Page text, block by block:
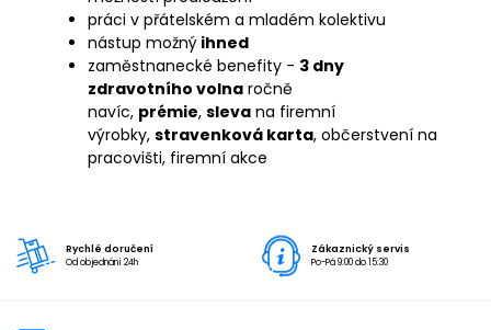
práci v přátelském a mladém kolektivu
nástup možný ihned
zaměstnanecké benefity - 3 dny
zdravotního volna ročně
navíc, prémie, sleva na firemní
výrobky, stravenková karta, občerstvení na
pracovišti, firemní akce
Rychlé doručení
Od objednání 24h
Zákaznický servis
Po-Pá 9:00 do 15:30